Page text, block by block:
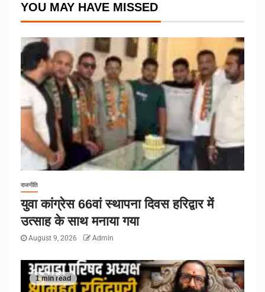
YOU MAY HAVE MISSED
राजनीति
युवा कांग्रेस 66वां स्थापना दिवस हरिद्वार में
उत्साह के साथ मनाया गया
August 9, 2026 Admin
1 min read